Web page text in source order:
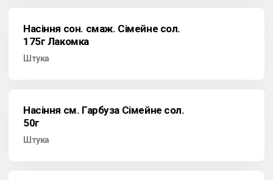
Насіння сон. смаж. Сімейне сол.
175г Лакомка
Штука
Насіння см. Гарбуза Сімейне сол.
50г
Штука